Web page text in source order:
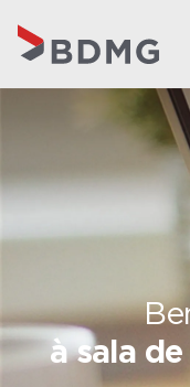
à sala